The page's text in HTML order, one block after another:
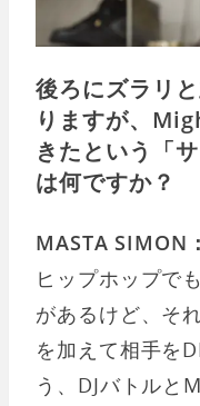
後ろにズラリ
りますが、
きたという「
は何ですか？
MASTA SIMON：
ヒップホップで
があるけど、そ
を加えて相手を
う、DJバトルと